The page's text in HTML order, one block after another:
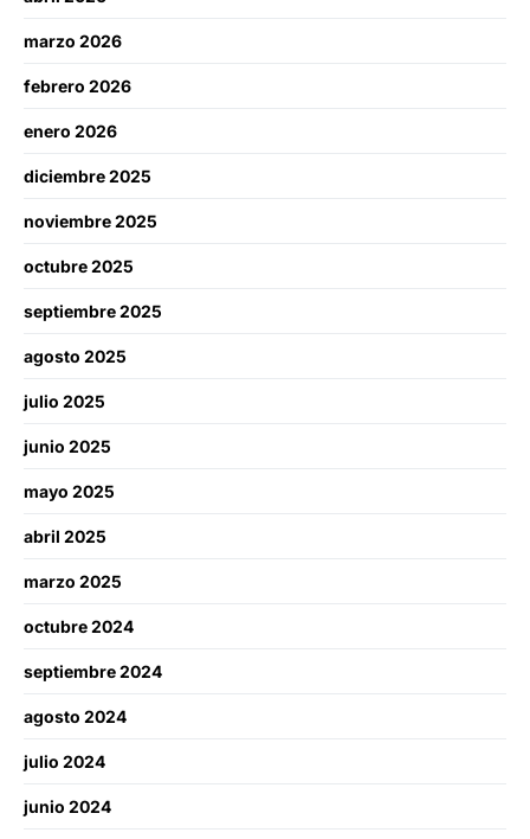
marzo 2026
febrero 2026
enero 2026
diciembre 2025
noviembre 2025
octubre 2025
septiembre 2025
agosto 2025
julio 2025
junio 2025
mayo 2025
abril 2025
marzo 2025
octubre 2024
septiembre 2024
agosto 2024
julio 2024
junio 2024